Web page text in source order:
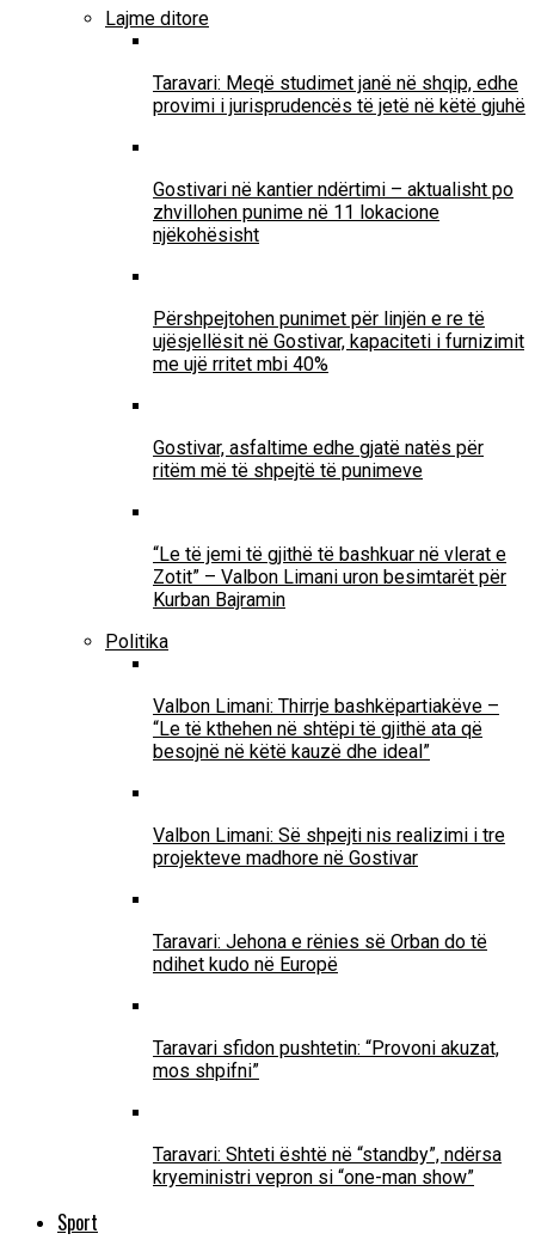
Lajme ditore
Taravari: Meqë studimet janë në shqip, edhe
provimi i jurisprudencës të jetë në këtë gjuhë
Gostivari në kantier ndërtimi – aktualisht po
zhvillohen punime në 11 lokacione
njëkohësisht
Përshpejtohen punimet për linjën e re të
ujësjellësit në Gostivar, kapaciteti i furnizimit
me ujë rritet mbi 40%
Gostivar, asfaltime edhe gjatë natës për
ritëm më të shpejtë të punimeve
“Le të jemi të gjithë të bashkuar në vlerat e
Zotit” – Valbon Limani uron besimtarët për
Kurban Bajramin
Politika
Valbon Limani: Thirrje bashkëpartiakëve –
“Le të kthehen në shtëpi të gjithë ata që
besojnë në këtë kauzë dhe ideal”
Valbon Limani: Së shpejti nis realizimi i tre
projekteve madhore në Gostivar
Taravari: Jehona e rënies së Orban do të
ndihet kudo në Europë
Taravari sfidon pushtetin: “Provoni akuzat,
mos shpifni”
Taravari: Shteti është në “standby”, ndërsa
kryeministri vepron si “one-man show”
Sport